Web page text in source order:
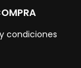
condiciones